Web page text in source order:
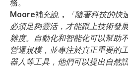
務。
Moore補充說 ，
「隨著科技的
必須足夠靈活，才能跟上技術發
雜度。自動化和智能化可以幫助
營運規模，並專注於真正重要的
器人等工具，他們可以提出自然